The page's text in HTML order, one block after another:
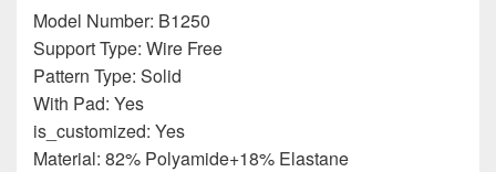
Model Number: B1250
Support Type: Wire Free
Pattern Type: Solid
With Pad: Yes
is_customized: Yes
Material: 82% Polyamide+18% Elastane